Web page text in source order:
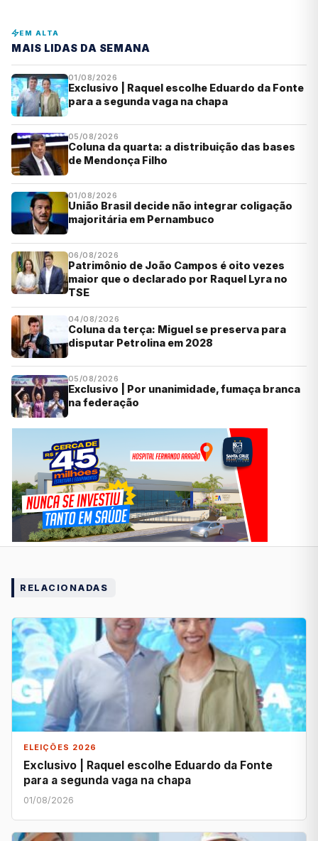
EM ALTA
MAIS LIDAS DA SEMANA
01/08/2026
Exclusivo | Raquel escolhe Eduardo da Fonte
para a segunda vaga na chapa
05/08/2026
Coluna da quarta: a distribuição das bases
de Mendonça Filho
01/08/2026
União Brasil decide não integrar coligação
majoritária em Pernambuco
06/08/2026
Patrimônio de João Campos é oito vezes
maior que o declarado por Raquel Lyra no
TSE
04/08/2026
Coluna da terça: Miguel se preserva para
disputar Petrolina em 2028
05/08/2026
Exclusivo | Por unanimidade, fumaça branca
na federação
RELACIONADAS
ELEIÇÕES 2026
Exclusivo | Raquel escolhe Eduardo da Fonte
para a segunda vaga na chapa
01/08/2026